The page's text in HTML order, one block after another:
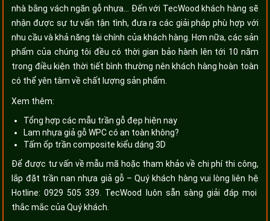
nhà bằng vách ngăn gỗ nhựa… Đến với TecWood khách hàng sẽ
nhận được sự tư vấn tận tình, đưa ra các giải pháp phù hợp với
nhu cầu và khả năng tài chính của khách hàng. Hơn nữa, các sản
phẩm của chúng tôi đều có thời gian bảo hành lên tới 10 năm
trong điều kiện thời tiết bình thường nên khách hàng hoàn toàn
có thể yên tâm về chất lượng sản phẩm.
Xem thêm:
Tổng hợp các mẫu trần gỗ đẹp hiện nay
Lam nhựa giả gỗ WPC có an toàn không?
Tấm ốp trần composite kiểu dáng 3D
Để được tư vấn về mẫu mã hoặc tham khảo về chi phí thi công,
lắp đặt trần nan nhựa giả gỗ – Quý khách hàng vui lòng liên hệ
Hotline: 0929 505 339. TecWood luôn sẵn sàng giải đáp mọi
thắc mắc của Quý khách.